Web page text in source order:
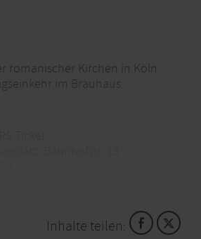
romanischer Kirchen in Köln.
im Brauhaus.
erforderlich!
Inhalte teilen: